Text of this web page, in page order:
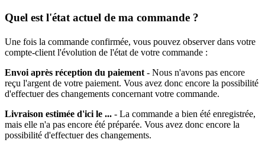
Quel est l'état actuel de ma commande ?
Une fois la commande confirmée, vous pouvez observer dans votre
compte-client l'évolution de l'état de votre commande :
Envoi après réception du paiement - Nous n'avons pas encore
reçu l'argent de votre paiement. Vous avez donc encore la possibilité
d'effectuer des changements concernant votre commande.
Livraison estimée d'ici le ... - La commande a bien été enregistrée,
mais elle n'a pas encore été préparée. Vous avez donc encore la
possibilité d'effectuer des changements.